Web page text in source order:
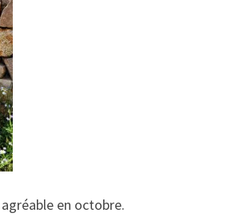
en octobre.